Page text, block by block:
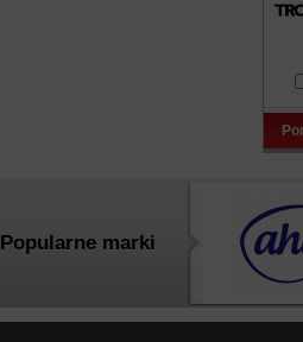
Popularne marki